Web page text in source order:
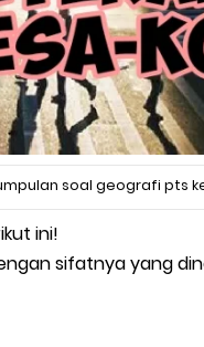
soal geografi pts
ini!
sifatnya yang